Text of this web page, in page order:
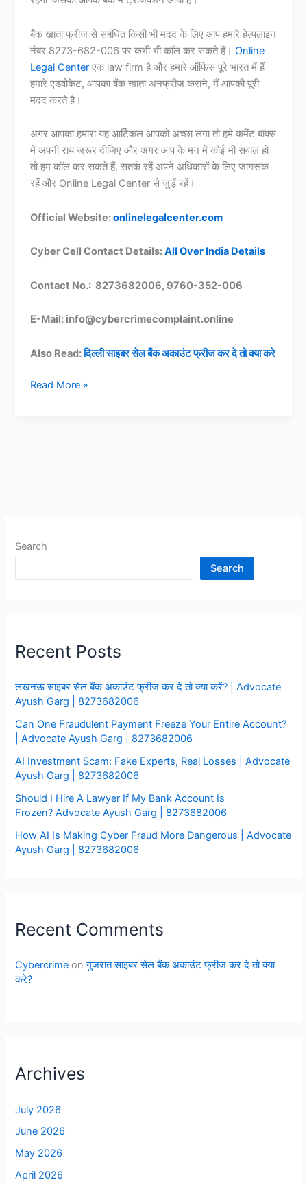
बैंक खाता फ्रीज से संबंधित किसी भी मदद के लिए आप हमारे हेल्पलाइन
नंबर 8273-682-006 पर कभी भी कॉल कर सकते हैं।Online
Legal Center एक law firm है और हमारे ऑफिस पूरे भारत में हैं
हमारे एडवोकेट, आपका बैंक खाता अनफ्रीज कराने, मैं आपकी पूरी
मदद करते है।
अगर आपका हमारा यह आर्टिकल आपको अच्छा लगा तो हमे कमेंट बॉक्स
में अपनी राय जरूर दीजिए और अगर आप के मन में कोई भी सवाल हो
तो हम कॉल कर सकते हैं, सतर्क रहें अपने अधिकारों के लिए जागरूक
रहें और Online Legal Center से जुड़ें रहें।
Official Website:onlinelegalcenter.com
Cyber Cell Contact Details:All Over India Details
Contact No.: 8273682006, 9760-352-006
E-Mail: info@cybercrimecomplaint.online
Also Read:दिल्ली साइबर सेल बैंक अकाउंट फ्रीज कर दे तो क्या करे
बैंक
बैंक
नहीं
करे
Read More »
Search
Search
Recent Posts
लखनऊ साइबर सेल बैंक अकाउंट फ्रीज कर दे तो क्या करें? | Advocate
Ayush Garg | 8273682006
Can One Fraudulent Payment Freeze Your Entire Account?
| Advocate Ayush Garg | 8273682006
AI Investment Scam: Fake Experts, Real Losses | Advocate
Ayush Garg | 8273682006
Should I Hire A Lawyer If My Bank Account Is
Frozen? Advocate Ayush Garg | 8273682006
How AI Is Making Cyber Fraud More Dangerous | Advocate
Ayush Garg | 8273682006
Recent Comments
Cybercrime onगुजरात साइबर सेल बैंक अकाउंट फ्रीज कर दे तो क्या
करे?
Archives
July 2026
June 2026
May 2026
April 2026